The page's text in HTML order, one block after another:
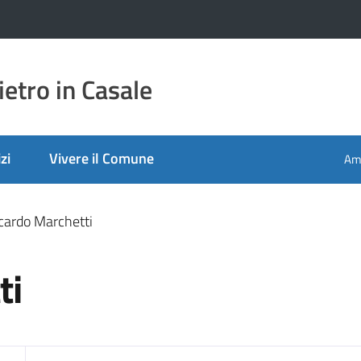
in Casale
Vivere il Comune
Marchetti